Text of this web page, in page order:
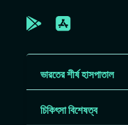
ভারতের শীর্ষ হাসপাতাল
চিকিৎসা বিশেষত্ব